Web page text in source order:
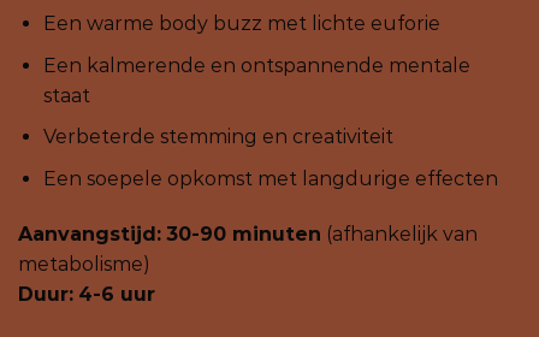
Een warme body buzz met lichte euforie
Een kalmerende en ontspannende mentale
staat
Verbeterde stemming en creativiteit
Een soepele opkomst met langdurige effecten
Aanvangstijd: 30-90 minuten (afhankelijk van
metabolisme)
Duur: 4-6 uur